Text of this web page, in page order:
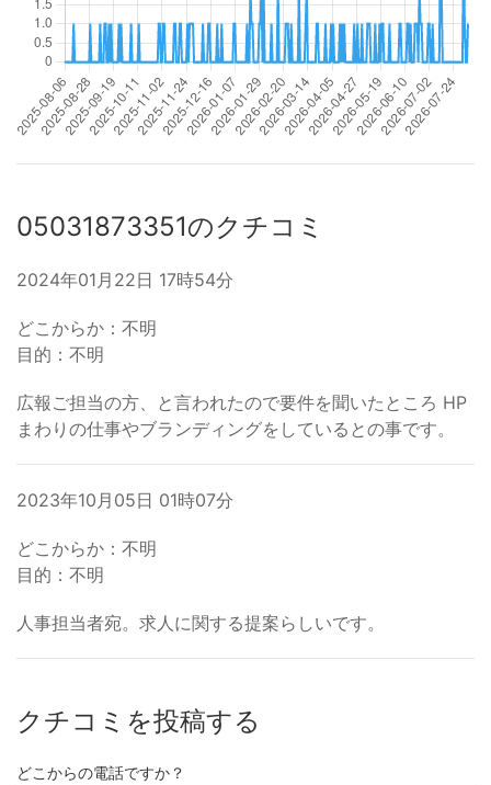
05031873351のクチコミ
2024年01月22日 17時54分
どこからか：不明
目的：不明
広報ご担当の方、と言われたので要件を聞いたところ HP
まわりの仕事やブランディングをしているとの事です。
2023年10月05日 01時07分
どこからか：不明
目的：不明
人事担当者宛。求人に関する提案らしいです。
クチコミを投稿する
どこからの電話ですか？